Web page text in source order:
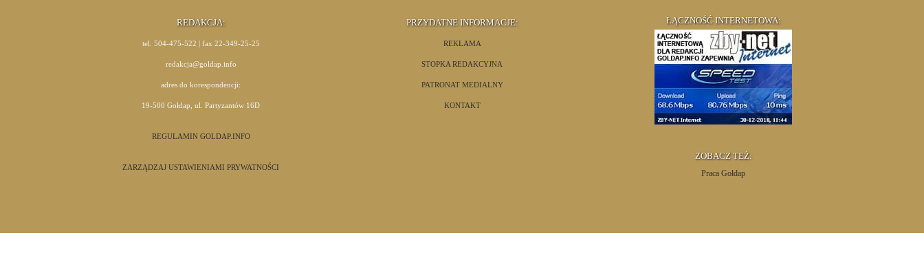
REDAKCJA:
tel. 504-475-522 | fax 22-349-25-25
redakcja@goldap.info
adres do korespondencji:
19-500 Gołdap, ul. Partyzantów 16D
REGULAMIN GOLDAP.INFO
ZARZĄDZAJ USTAWIENIAMI PRYWATNOŚCI
PRZYDATNE INFORMACJE:
REKLAMA
STOPKA REDAKCYJNA
PATRONAT MEDIALNY
KONTAKT
ŁĄCZNOŚĆ INTERNETOWA:
ZOBACZ TEŻ:
Praca Gołdap